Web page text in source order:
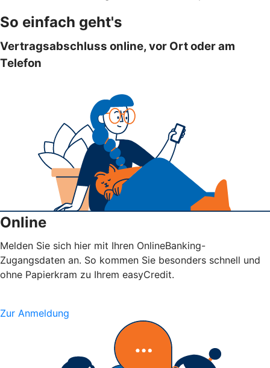
So einfach geht's
Vertragsabschluss online, vor Ort oder am
Telefon
Online
Melden Sie sich hier mit Ihren OnlineBanking-
Zugangsdaten an. So kommen Sie besonders schnell und
ohne Papierkram zu Ihrem easyCredit.
Zur Anmeldung